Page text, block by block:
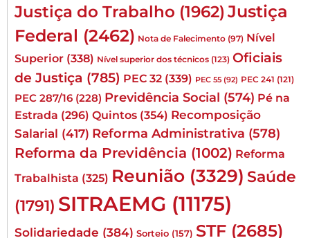
Justiça do Trabalho (1962) Justiça
Federal (2462) Nota de Falecimento (97) Nível
Superior (338) Nível superior dos técnicos (123) Oficiais
de Justiça (785) PEC 32 (339) PEC 55 (92) PEC 241 (121)
PEC 287/16 (228) Previdência Social (574) Pé na
Estrada (296) Quintos (354) Recomposição
Salarial (417) Reforma Administrativa (578)
Reforma da Previdência (1002) Reforma
Trabalhista (325) Reunião (3329) Saúde
(1791) SITRAEMG (11175)
Solidariedade (384) Sorteio (157) STF (2685)